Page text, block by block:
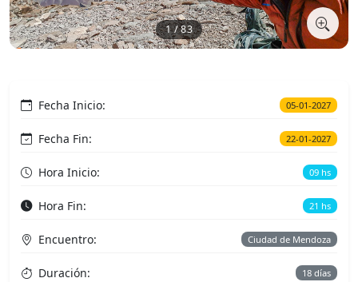
1 / 83
Fecha Inicio: 05-01-2027
Fecha Fin: 22-01-2027
Hora Inicio: 09 hs
Hora Fin: 21 hs
Encuentro: Ciudad de Mendoza
Duración: 18 días